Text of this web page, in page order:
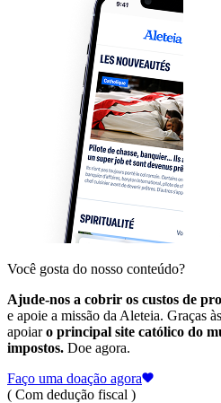
Você gosta do nosso conteúdo?
Ajude-nos a cobrir os custos de
e apoie a missão da Aleteia. Graças
apoiaro principal site católico do
impostos. Doe agora.
Faço uma doação agora
( Com dedução fiscal )